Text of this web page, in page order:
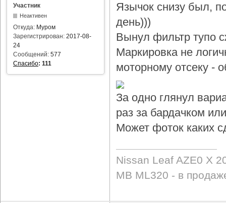
Участник
Неактивен
Откуда: Муром
Зарегистрирован: 2017-08-
24
Сообщений: 577
Спасибо: 111
Язычок снизу был,
день)))
Вынул фильтр тупо
Маркировка не
моторному отсеку -
За одно глянул
раз за бардачком
Может фоток каких
Nissan Leaf AZE0 X
MB ML320 - в